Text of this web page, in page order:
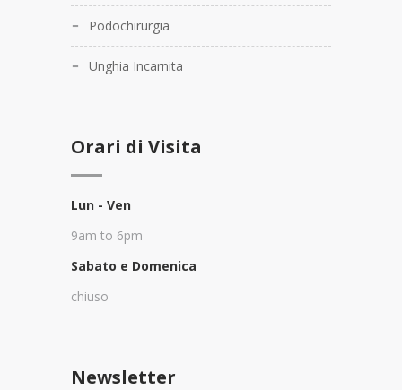
Podochirurgia
Unghia Incarnita
Orari di Visita
Lun - Ven
9am to 6pm
Sabato e Domenica
chiuso
Newsletter